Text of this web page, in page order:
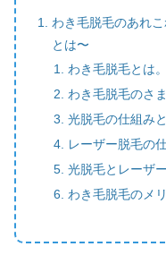
わき毛脱毛のあれ
とは〜
わき毛脱毛とは。
わき毛脱毛のさ
光脱毛の仕組み
レーザー脱毛の
光脱毛とレーザ
わき毛脱毛のメ